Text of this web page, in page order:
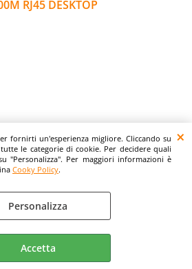
fornirti un'esperienza migliore. Cliccando su
le categorie di cookie. Per decidere quali
"Personalizza". Per maggiori informazioni è
Cooky Policy.
Personalizza
Accetta
RJ45 DESKTOP
Tipo di porte RJ-45: Fast Ethernet
RJ-45: 8. Dimensioni tavola MAC: